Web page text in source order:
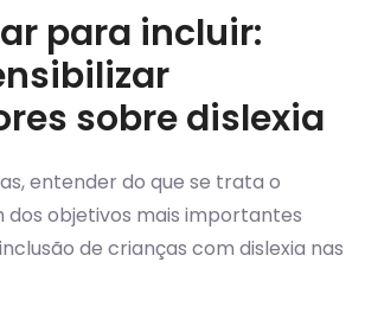
para incluir:
sobre dislexia
entender do que se trata o
dos objetivos mais importantes
de crianças com dislexia nas